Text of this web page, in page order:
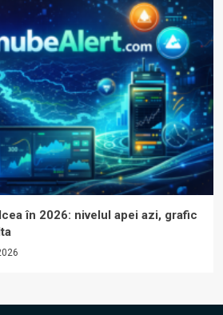
în 2026: nivelul apei azi, grafic